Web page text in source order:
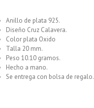
Anillo de plata 925.
Diseño Cruz Calavera.
Color plata Oxido
Talla 20 mm.
Peso 10.10 gramos.
Hecho a mano.
Se entrega con bolsa de regalo.